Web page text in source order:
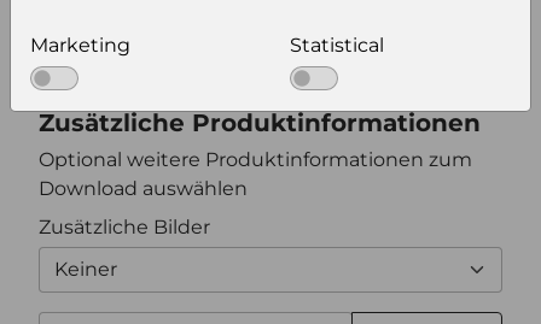
Zusätzliche Produktinformationen
Optional weitere Produktinformationen zum
Download auswählen
Zusätzliche Bilder
Keiner
Marketing Statistical